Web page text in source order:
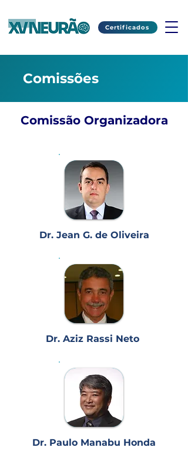
Certificados
Comissões
Comissão Organizadora
Dr. Jean G. de Oliveira
Dr. Aziz Rassi Neto
Dr. Paulo Manabu Honda